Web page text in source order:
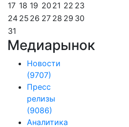
17 18 19 20 21 22 23
24 25 26 27 28 29 30
31
Медиарынок
Новости
(9707)
Пресс
релизы
(9086)
Аналитика